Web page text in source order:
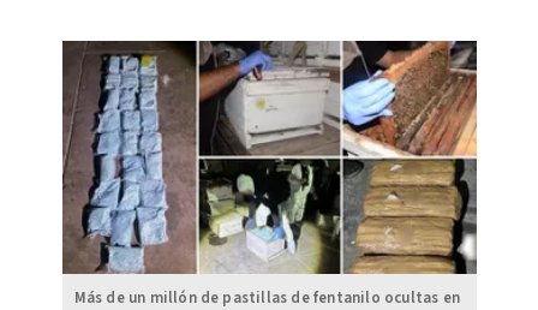
Más de un millón de pastillas de fentanilo ocultas en